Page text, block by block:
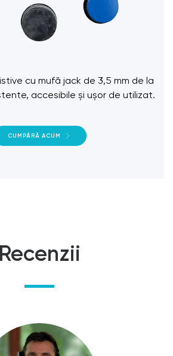
cu mufă jack de 3,5 mm de la
accesibile și ușor de utilizat.
CUMPĂRĂ ACUM
Recenzii